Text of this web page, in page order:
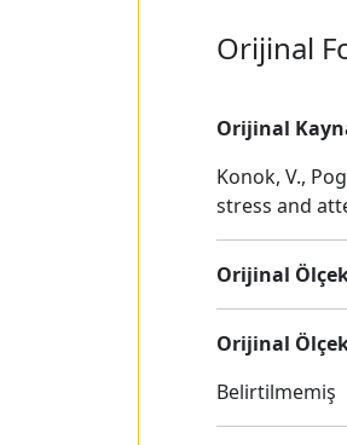
Orijinal
Orijinal
Konok, V.,
stress and
Orijinal
Orijinal
Belirtilmemiş